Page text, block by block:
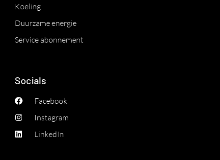
Koeling
Duurzame energie
Service abonnement
Socials
Facebook
Instagram
LinkedIn